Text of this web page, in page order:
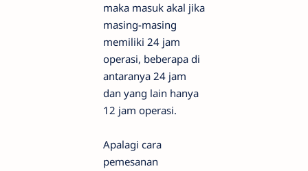
maka masuk akal jika
masing-masing
memiliki 24 jam
operasi, beberapa di
antaranya 24 jam
dan yang lain hanya
12 jam operasi.
Apalagi cara
pemesanan